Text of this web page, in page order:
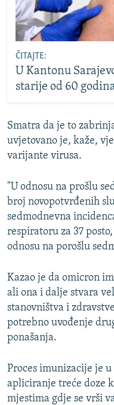
ČITAJTE:
U Kantonu
starije od 60
Smatra da je to
uvjetovano je, kaže,
varijante virusa.
"U odnosu na prošlu
broj novopotvrđenih
sedmodnevna
respiratoru za 37
odnosu na porošlu
Kazao je da omicron
ali ona i dalje stvara
stanovništva i
potrebno uvođenje
ponašanja.
Proces imunizacije je
apliciranje treće doze
mjestima gdje se vrši